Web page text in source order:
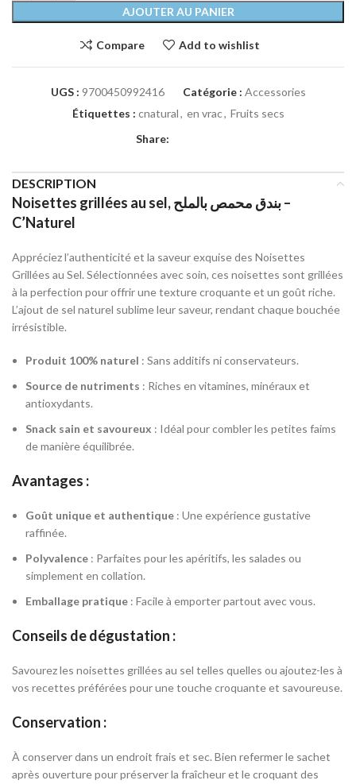
AJOUTER AU PANIER
Compare Add to wishlist
UGS : 9700450992416 Catégorie : Accessories
Étiquettes : cnatural, en vrac, Fruits secs
Share:
DESCRIPTION
Noisettes grillées au sel, بندق محمص بالملح –
C’Naturel
Appréciez l’authenticité et la saveur exquise des Noisettes
Grillées au Sel. Sélectionnées avec soin, ces noisettes sont grillées
à la perfection pour offrir une texture croquante et un goût riche.
L’ajout de sel naturel sublime leur saveur, rendant chaque bouchée
irrésistible.
Produit 100% naturel : Sans additifs ni conservateurs.
Source de nutriments : Riches en vitamines, minéraux et
antioxydants.
Snack sain et savoureux : Idéal pour combler les petites faims
de manière équilibrée.
Avantages :
Goût unique et authentique : Une expérience gustative
raffinée.
Polyvalence : Parfaites pour les apéritifs, les salades ou
simplement en collation.
Emballage pratique : Facile à emporter partout avec vous.
Conseils de dégustation :
Savourez les noisettes grillées au sel telles quelles ou ajoutez-les à
vos recettes préférées pour une touche croquante et savoureuse.
Conservation :
À conserver dans un endroit frais et sec. Bien refermer le sachet
après ouverture pour préserver la fraîcheur et le croquant des